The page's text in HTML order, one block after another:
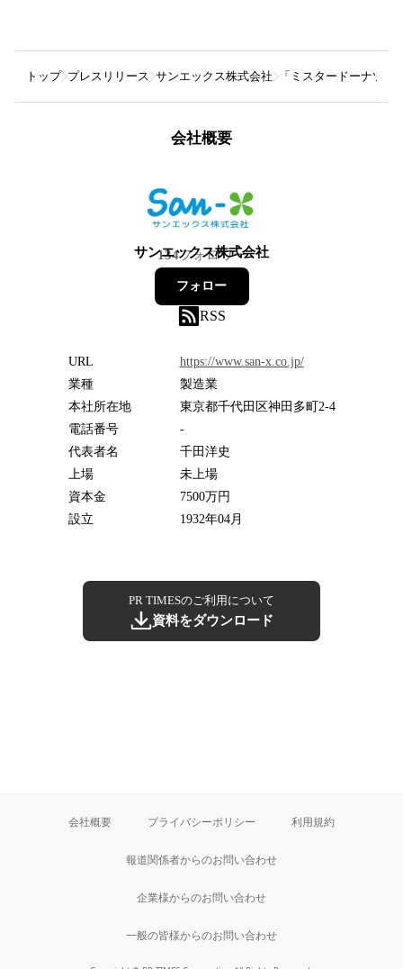
トップ プレスリリース サンエックス株式会社 「ミスタードーナツ
会社概要
サンエックス株式会社
134フォロワー
フォロー
RSS
URL
https://www.san-x.co.jp/
業種
製造業
本社所在地
東京都千代田区神田多町2-4
電話番号
-
代表者名
千田洋史
上場
未上場
資本金
7500万円
設立
1932年04月
PR TIMESのご利用について
資料をダウンロード
会社概要 プライバシーポリシー 利用規約
報道関係者からのお問い合わせ
企業様からのお問い合わせ
一般の皆様からのお問い合わせ